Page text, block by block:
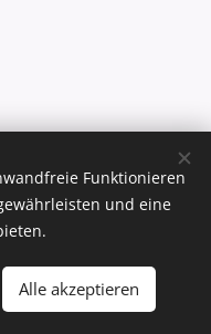
Tel. 044 545 11 33
Funktionieren
und eine
Alle akzeptieren